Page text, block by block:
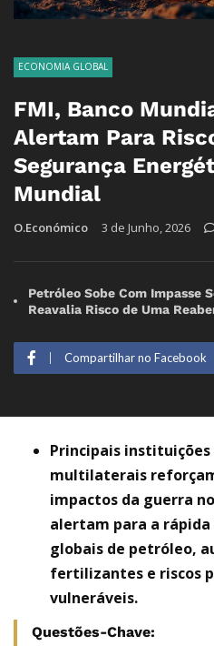
ECONOMIA GLOBAL
FMI, Banco
Alertam Para
Segurança
Mundial
O.Económico 3 de Junho, 2026
Petróleo Sobe Com Impasse
Reavalia Risco de Uma
Compartilhar no Facebook
Principais instituições
multilaterais
impactos da guerra
alertam para a rápida
globais de petróleo,
fertilizantes e riscos
vulneráveis.
Questões-Chave: